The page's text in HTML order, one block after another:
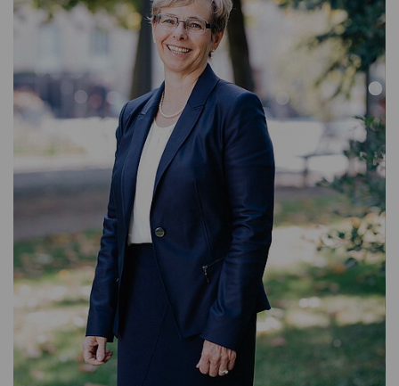
KONTAKTIEREN SIE MICH GERNE
T: + 49 (0) 6706 / 9444 - 46
E-MAIL SCHREIBEN